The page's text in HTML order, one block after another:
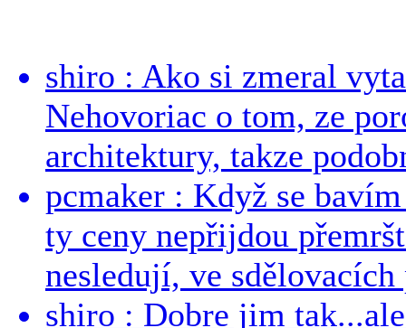
shiro : Ako si zmeral
Nehovoriac o tom, ze
architektury, takze
pcmaker : Když se
ty ceny nepřijdou
nesledují, ve sdělovacích
shiro : Dobre jim